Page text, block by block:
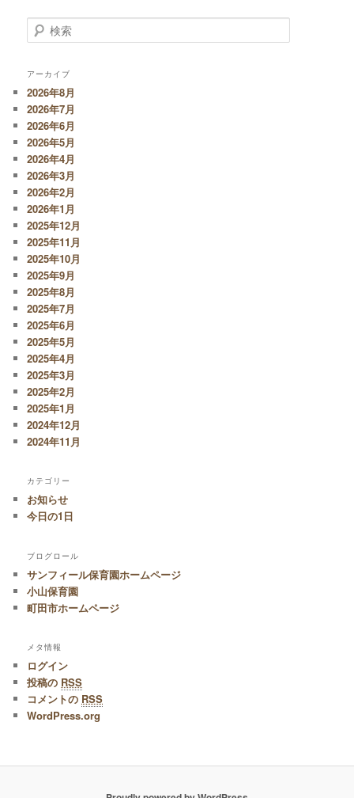
検索
アーカイブ
2026年8月
2026年7月
2026年6月
2026年5月
2026年4月
2026年3月
2026年2月
2026年1月
2025年12月
2025年11月
2025年10月
2025年9月
2025年8月
2025年7月
2025年6月
2025年5月
2025年4月
2025年3月
2025年2月
2025年1月
2024年12月
2024年11月
カテゴリー
お知らせ
今日の1日
ブログロール
サンフィール保育園ホームページ
小山保育園
町田市ホームページ
メタ情報
ログイン
投稿の RSS
コメントの RSS
WordPress.org